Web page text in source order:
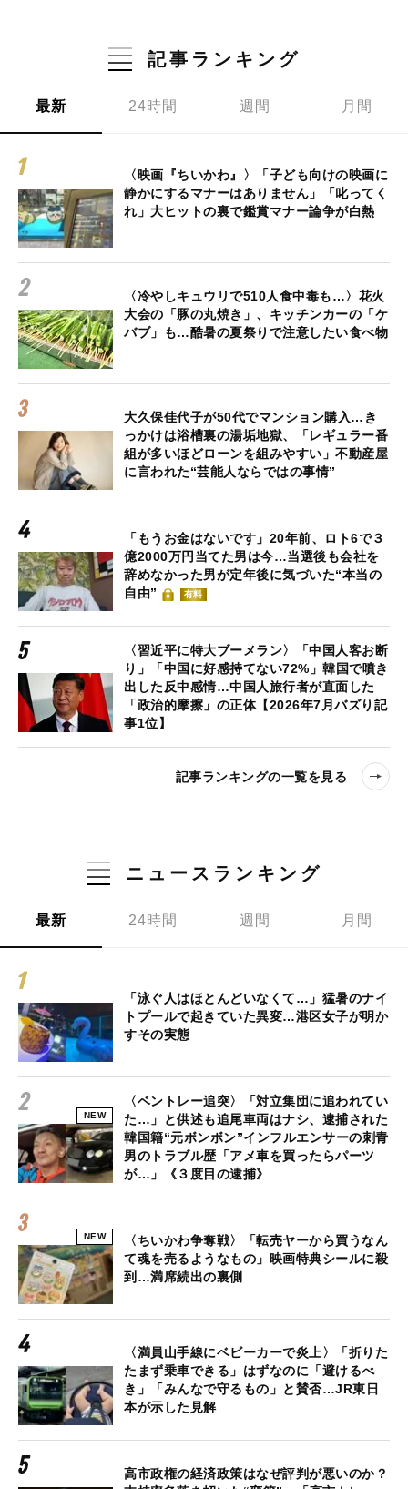
記事ランキング
最新 24時間 週間 月間
〈映画『ちいかわ』〉「子ども向けの映画に
静かにするマナーはありません」「叱ってく
れ」大ヒットの裏で鑑賞マナー論争が白熱
〈冷やしキュウリで510人食中毒も…〉花火
大会の「豚の丸焼き」、キッチンカーの「ケ
バブ」も…酷暑の夏祭りで注意したい食べ物
大久保佳代子が50代でマンション購入…き
っかけは浴槽裏の湯垢地獄、「レギュラー番
組が多いほどローンを組みやすい」不動産屋
に言われた“芸能人ならではの事情”
「もうお金はないです」20年前、ロト6で３
億2000万円当てた男は今…当選後も会社を
辞めなかった男が定年後に気づいた“本当の
自由”
有料
〈習近平に特大ブーメラン〉「中国人客お断
り」「中国に好感持てない72%」韓国で噴き
出した反中感情…中国人旅行者が直面した
「政治的摩擦」の正体【2026年7月バズり記
事1位】
記事ランキングの一覧を見る
ニュースランキング
最新 24時間 週間 月間
「泳ぐ人はほとんどいなくて…」猛暑のナイ
トプールで起きていた異変…港区女子が明か
すその実態
NEW
〈ベントレー追突〉「対立集団に追われてい
た…」と供述も追尾車両はナシ、逮捕された
韓国籍“元ボンボン”インフルエンサーの刺青
男のトラブル歴「アメ車を買ったらパーツ
が…」《３度目の逮捕》
NEW
〈ちいかわ争奪戦〉「転売ヤーから買うなん
て魂を売るようなもの」映画特典シールに殺
到…満席続出の裏側
〈満員山手線にベビーカーで炎上〉「折りた
たまず乗車できる」はずなのに「避けるべ
き」「みんなで守るもの」と賛否…JR東日
本が示した見解
高市政権の経済政策はなぜ評判が悪いのか？